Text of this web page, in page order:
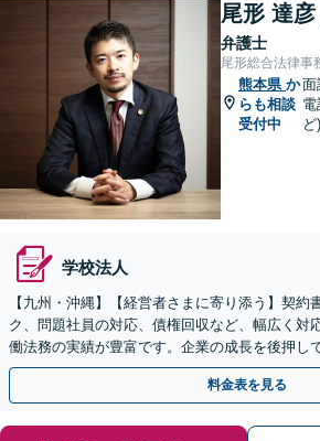
尾形 達彦
弁護士
尾形総合法律事
熊本県 か
らも相談
受付中
面
学校法人
【九州・沖縄】【経営者さまに寄り添う】契約
ク、問題社員の対応、債権回収など、幅広く対
働法務の実績が豊富です。企業の成長を後押し
ガルサービスを提供いたします。
料金表を見る